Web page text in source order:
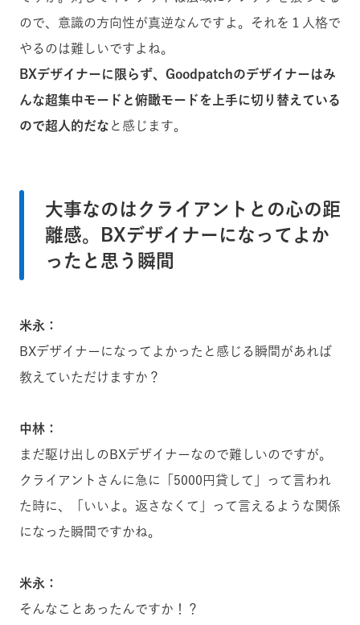
ので、意識の方向性が真逆なんですよ。それを１人格で
やるのは難しいですよね。
BXデザイナーに限らず、Goodpatchのデザイナーはみ
んな超集中モードと俯瞰モードを上手に切り替えている
ので超人的だな と感じます。
大事なのはクライアントとの心の距
離感。BXデザイナーになってよか
ったと思う瞬間
米永：
BXデザイナーになってよかったと感じる瞬間があれば
教えていただけますか？
中林：
まだ駆け出しのBXデザイナーなので難しいのですが。
クライアントさんに急に「5000円貸して」って言われ
た時に、「いいよ。返さなくて」って言えるような関係
になった瞬間ですかね。
米永：
そんなことあったんですか！？